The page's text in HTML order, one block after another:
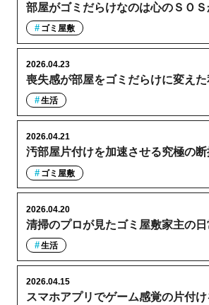
部屋がゴミだらけなのは心のＳＯ
ゴミ屋敷
喪失感が部屋をゴミだらけに変え
2026.04.23
生活
汚部屋片付けを加速させる究極の
2026.04.21
ゴミ屋敷
清掃のプロが見たゴミ屋敷家主の日
2026.04.20
生活
スマホアプリでゲーム感覚の片付
2026.04.15